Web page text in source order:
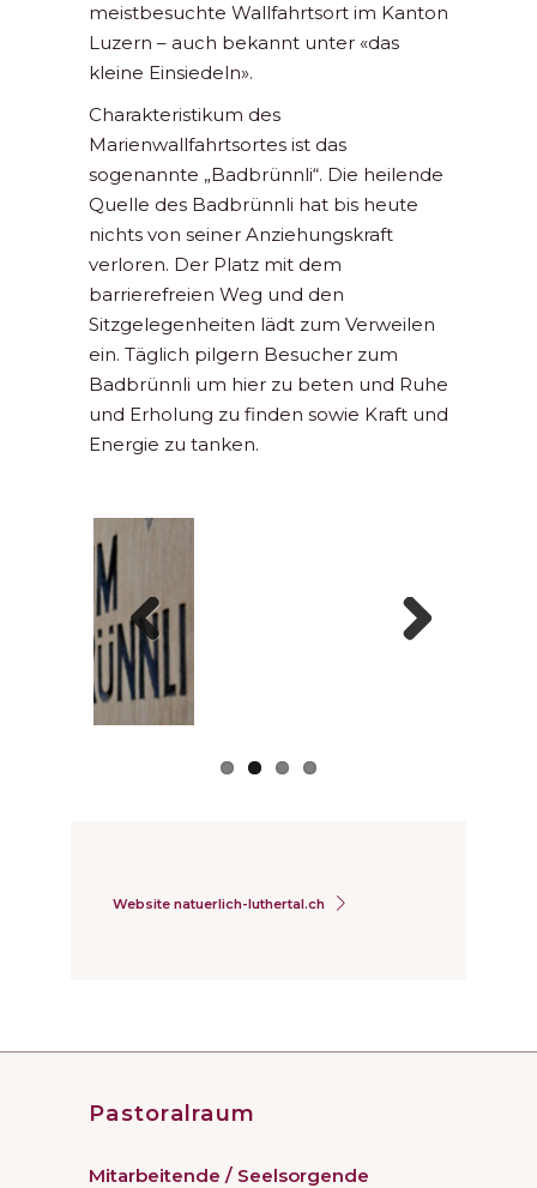
meistbesuchte Wallfahrtsort im Kanton
Luzern – auch bekannt unter «das
kleine Einsiedeln».
Charakteristikum des
Marienwallfahrtsortes ist das
sogenannte „Badbrünnli“. Die heilende
Quelle des Badbrünnli hat bis heute
nichts von seiner Anziehungskraft
verloren. Der Platz mit dem
barrierefreien Weg und den
Sitzgelegenheiten lädt zum Verweilen
ein. Täglich pilgern Besucher zum
Badbrünnli um hier zu beten und Ruhe
und Erholung zu finden sowie Kraft und
Energie zu tanken.
Previous
Website natuerlich-luthertal.ch
Pastoralraum
Mitarbeitende / Seelsorgende